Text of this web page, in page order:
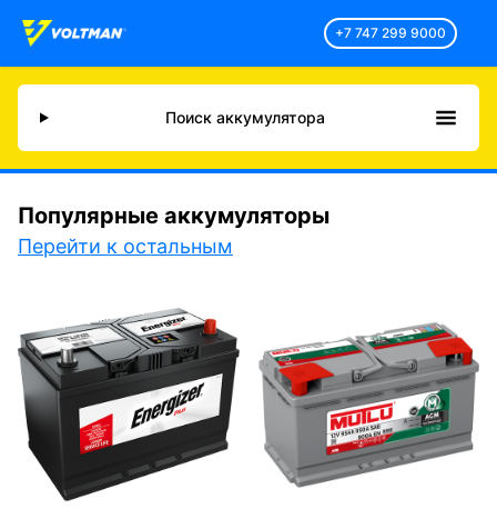
+7 747 299 9000
Поиск аккумулятора
Популярные аккумуляторы
Перейти к остальным